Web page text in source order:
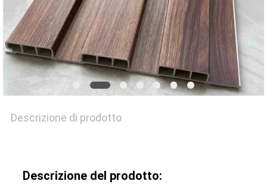
PRIVACY
POLICY
Descrizione di prodotto
Descrizione del prodotto: